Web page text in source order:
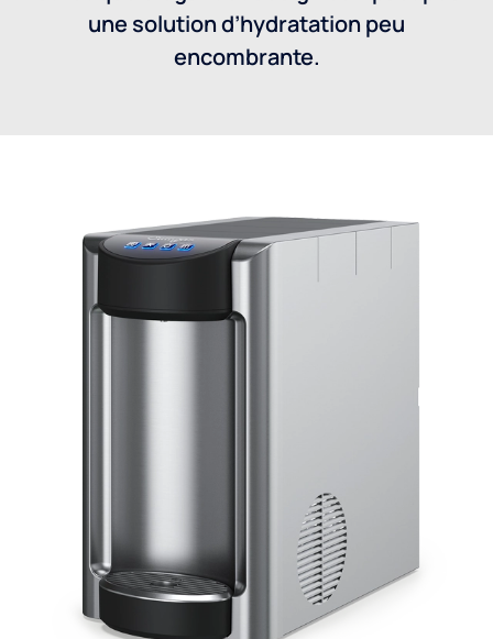
une solution d’hydratation peu
encombrante.